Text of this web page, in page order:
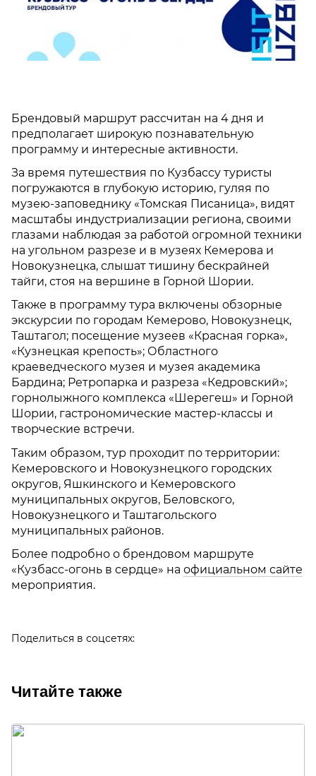
Брендовый маршрут рассчитан на 4 дня и
предполагает широкую познавательную
программу и интересные активности.
За время путешествия по Кузбассу туристы
погружаются в глубокую историю, гуляя по
музею-заповеднику «Томская Писаница», видят
масштабы индустриализации региона, своими
глазами наблюдая за работой огромной техники
на угольном разрезе и в музеях Кемерова и
Новокузнецка, слышат тишину бескрайней
тайги, стоя на вершине в Горной Шории.
Также в программу тура включены обзорные
экскурсии по городам Кемерово, Новокузнецк,
Таштагол; посещение музеев «Красная горка»,
«Кузнецкая крепость»; Областного
краеведческого музея и музея академика
Бардина; Ретропарка и разреза «Кедровский»;
горнолыжного комплекса «Шерегеш» и Горной
Шории, гастрономические мастер-классы и
творческие встречи.
Таким образом, тур проходит по территории:
Кемеровского и Новокузнецкого городских
округов, Яшкинского и Кемеровского
муниципальных округов, Беловского,
Новокузнецкого и Таштагольского
муниципальных районов.
Более подробно о брендовом маршруте
«Кузбасс-огонь в сердце» на официальном сайте
мероприятия.
Поделиться в соцсетях:
Читайте также